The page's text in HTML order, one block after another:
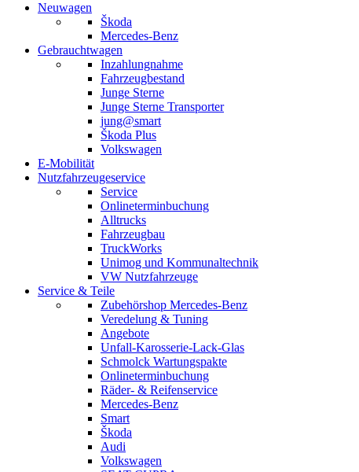
Neuwagen
Škoda
Mercedes-Benz
Gebrauchtwagen
Inzahlungnahme
Fahrzeugbestand
Junge Sterne
Junge Sterne Transporter
jung@smart
Škoda Plus
Volkswagen
E-Mobilität
Nutzfahrzeugeservice
Service
Onlineterminbuchung
Alltrucks
Fahrzeugbau
TruckWorks
Unimog und Kommunaltechnik
VW Nutzfahrzeuge
Service & Teile
Zubehörshop Mercedes-Benz
Veredelung & Tuning
Angebote
Unfall-Karosserie-Lack-Glas
Schmolck Wartungspakte
Onlineterminbuchung
Räder- & Reifenservice
Mercedes-Benz
Smart
Škoda
Audi
Volkswagen